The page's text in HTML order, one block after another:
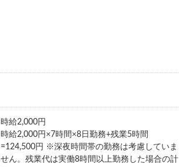
時給2,000円
時給2,000円×7時間×8日勤務+残業5時間
=124,500円 ※深夜時間帯の勤務は考慮していま
せん。残業代は実働8時間以上勤務した場合の計